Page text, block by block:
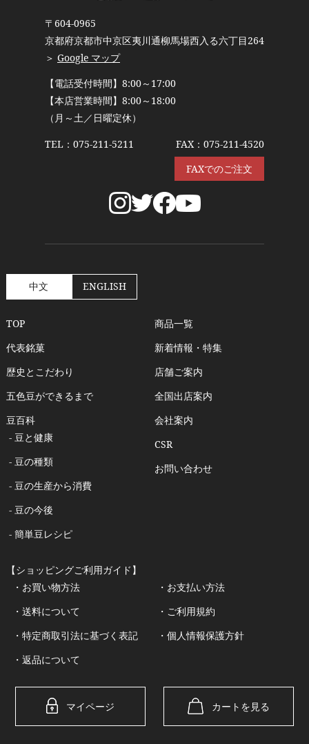
〒604-0965
京都府京都市中京区夷川通柳馬場西入る六丁目264
＞ Google マップ
【電話受付時間】8:00～17:00
【本店営業時間】8:00～18:00
（月～土／日曜定休）
TEL： 075-211-5211
FAX：075-211-4520
FAXでのご注文
中文 ENGLISH
TOP
代表銘菓
歴史とこだわり
五色豆ができるまで
豆百科
- 豆と健康
- 豆の種類
- 豆の生産から消費
- 豆の今後
- 簡単豆レシピ
商品一覧
新着情報・特集
店舗ご案内
全国出店案内
会社案内
CSR
お問い合わせ
【ショッピングご利用ガイド】
・お買い物方法
・お支払い方法
・送料について
・ご利用規約
・特定商取引法に基づく表記
・個人情報保護方針
・返品について
マイページ カートを見る